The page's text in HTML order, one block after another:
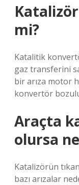
mi?
Katalitik
gaz transferini
bir arıza motor
konvertör
Araçta
olursa
Katalizörün
bazı arızalar